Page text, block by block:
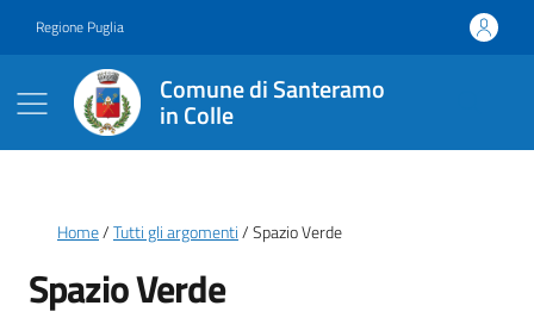
Regione Puglia
Comune di Santeramo
in Colle
Briciole di pane
Home Tutti gli argomenti Spazio Verde
Spazio Verde